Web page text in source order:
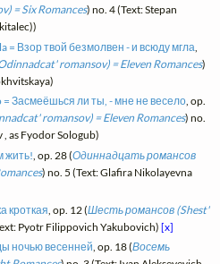
= Six Romances) no. 4 (Text: Stepan
= Взор твой безмолвен - и всюду мгла
romansov) = Eleven Romances)
= Засмеёшься ли ты, - мне не весело, op.
romansov) = Eleven Romances) no.
as Fyodor Sologub)
жить! , op. 28 (Одиннадцать романсов
) no. 5 (Text: Glafira Nikolayevna
кроткая , op. 12 (Шесть романсов (Shest'
Pyotr Filippovich Yakubovich)[x]
ночью весенней, op. 18 (Восемь